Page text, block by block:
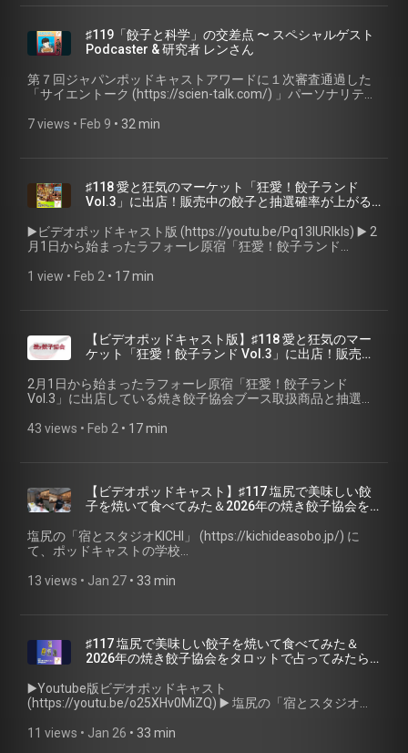
navi.mizukage.jp/bad-breath/garlic-milk/) • ニンニクの口臭を
消すと言われている飲み物4選
ジ・ご感想 📮 番組へのご感想は、特設ページのフォームまた
はSNSからお願いします！ 聴く餃子 オフィシャルサイト
(https://x.com/ch1cala) / Instagram
焼き餃子協会 #ポッドキャスト
ンク🔗 • からあげグランプリ (https://karaage.ne.jp/gp/) • 日
本唐揚協会 (https://karaage.ne.jp/) • 『おとなの週末』第1回
「JAPAN餃子大賞」総合1位が決定！
(https://prtimes.jp/main/html/rd/p/000007326.000001719.html)
• おとなの週末 JAPAN餃子大賞 (https://otonano-
shumatsu.com/articles/tag/japan-gyoza) • 講談社プレスリリ
ース：日本一の餃子が決定！！「JAPAN餃子大賞2026」開催
(https://prtimes.jp/main/html/rd/p/000008130.000001719.html)
twitter） (https://x.com/ch1cala) / Instagram
(https://www.instagram.com/ch1cala/) / Threads
協会 (https://www.gyoza.or.jp/) #サイエンマニア #サイエン
トーク #聴く餃子 #焼き餃子協会 #ポッドキャスト
♯119「餃子と科学」の交差点 〜 スペシャルゲスト
Podcaster & 研究者 レンさん
第７回ジャパンポッドキャストアワードに１次審査通過した
「サイエントーク (https://scien-talk.com/) 」パーソナリティ
(https://x.com/REN_SciEnTALK) をスペシャルゲストとしてお
イエンマニア (https://scien-talk.com/scien_mania/) • ​ポッド
キャスト研究室 (https://scien-talk.com/podcast_kenkyu/) • ​
聴く「新しい理科」
(https://note.com/scientalk/n/n957614103332) （東京書
籍） • ​アテクシの屍を越えてって♡ (https://ateshika.com/) • ​
朝日新聞ポッドキャスト「報談」
(https://www.asahi.com/special/podcasts/?pgid=9212d823-
d670-423a-ab01-ac1000d97d6f) • ​COTEN RADIO
お願いします！ 聴く餃子 オフィシャルサイト
(https://gyoza.fm/) 小野寺力 SNS X（旧twitter）
(https://www.instagram.com/ch1cala/) / Threads
(https://www.threads.com/@ch1cala) 一般社団法人焼き餃子
トーク #聴く餃子 #焼き餃子協会 #ポッドキャスト
7 views • Feb 9 • 32 min
♯118 愛と狂気のマーケット「狂愛！餃子ランド
Vol.3」に出店！販売中の餃子と抽選確率が上がる
▶️ビデオポッドキャスト版 (https://youtu.be/Pq13IURlkls) ▶️ 2
月1日から始まったラフォーレ原宿「狂愛！餃子ランド
ステムについてご紹介します。 ラフォーレ原宿 B0.5F 愛と狂
子ランド Vol.3」に焼き餃子協会が出店（2026年2月1日～2月
28日）
(https://prtimes.jp/main/html/rd/p/000000013.000056065.html)
【出品関係リンク】 🥟肉汁餃子のダンダダン
(https://www.dandadan.jp/) 🥟SPECIAO GYOZA BAND
(https://speciaogyozaband.bitfan.id/) 🥟餃子家龍
(https://www.gyozayaryu.jp/) 🥟ミッちゃん餃子
(https://micchan-gyouza.com/) 🥟SAPPORO餃子製造所
(https://prtimes.jp/main/html/rd/p/000001006.000010329.html)
🥟大阪王将 (https://www.osaka-ohsho.com/) 💧J-オイルミル
oil.com/sp/kami/) 【🥟今週のお取り寄せ餃子🥟】 🥟PAIRON
(https://pairon.net/) 🥟CAMPFIRE 曙橋PAIRONで“唯一無二の
📮 番組ホームページ・ご感想 📮 番組へのご感想は、特設ペー
(https://www.instagram.com/ch1cala/) / Threads
(https://www.threads.com/@ch1cala) 一般社団法人焼き餃子
協会 (https://www.gyoza.or.jp/) #愛と狂気のマーケット #狂
愛餃子ランド #ラフォーレ原宿 #肉汁餃子のダンダダン #ミ
ッちゃん餃子 #PAIRON #餃子家龍 #SAPPORO餃子製造所 #
大阪王将 #Jオイルミルズ #餃子計画 #SPECIAOGYOZABAND
#聴く餃子 #焼き餃子協会 #ポッドキャスト #お取り寄せ餃子
#餃子
1 view • Feb 2 • 17 min
【ビデオポッドキャスト版】♯118 愛と狂気のマー
ケット「狂愛！餃子ランド Vol.3」に出店！販売中
2月1日から始まったラフォーレ原宿「狂愛！餃子ランド
Vol.3」に出店している焼き餃子協会ブース取扱商品と抽選シ
気のマーケット⁠ https://www.laforet.ne.jp/aitokyouki/ 焼き餃
日）⁠
https://prtimes.jp/main/html/rd/p/000000013.000056065.html
【出品関係リンク】 🥟⁠肉汁餃子のダンダダン⁠
https://www.dandadan.jp/ 🥟⁠SPECIAO GYOZA BAND⁠
https://speciaogyozaband.bitfan.id/ 🥟⁠餃子家龍⁠
https://www.gyozayaryu.jp/ 🥟⁠ミッちゃん餃子⁠
https://micchan-gyouza.com/ 🥟⁠SAPPORO餃子製造所
⁠https://sapporo-gyoza.jp/ 🥟⁠餃子計画⁠
🥟⁠大阪王将⁠ https://www.osaka-ohsho.com/ 💧⁠J-オイルミルズ
さんの「スマートグリーンパック®️」⁠ https://www.j-
https://pairon.net/ 🥟⁠CAMPFIRE 曙橋PAIRONで“唯一無二の餃
子”を未来へ！⁠ https://camp-fire.jp/projects/910526/view 📮
のフォームまたはSNSからお願いします！ ⁠聴く餃子 オフィシ
43 views • Feb 2 • 17 min
【ビデオポッドキャスト】♯117 塩尻で美味しい餃
子を焼いて食べてみた＆2026年の焼き餃子協会を
塩尻の「宿とスタジオKICHI」 (https://kichideasobo.jp/) に
て、ポッドキャストの学校
ポッドキャスト収録して編集してみました。 ご出演いただい
(https://www.misegyoza-shop.jp/) 🥟ひさりな食堂
(https://www.hisarina.com/) 【🎙️ご紹介ポッドキャスト番組
🎙️】 🎙️ローカルナイトニッポン(https://www.kasaneru.jp/app-
landing-page) 🎙️建設の知らない世界 - 聴くから始まるまちづ
くり (https://x.com/taaakaaapodcast/status/...) 📮 番組ホー
ムページ・ご感想 📮 番組へのご感想は、特設ページのフォー
ムまたはSNSからお願いします！ 聴く餃子 オフィシャルサイ
ト (https://gyoza.fm) 小野寺力 SNS X（旧twitter）
13 views • Jan 27 • 33 min
♯117 塩尻で美味しい餃子を焼いて食べてみた＆
2026年の焼き餃子協会をタロットで占ってみたら
▶️Youtube版ビデオポッドキャスト
(https://youtu.be/o25XHv0MiZQ) ▶️ 塩尻の「宿とスタジオ
校 (https://podcastjp.com/knockxmedia/school/) 合宿中にビ
11 views • Jan 26 • 33 min